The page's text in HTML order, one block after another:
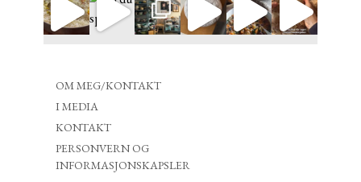
OM MEG/KONTAKT
I MEDIA
KONTAKT
PERSONVERN OG
INFORMASJONSKAPSLER